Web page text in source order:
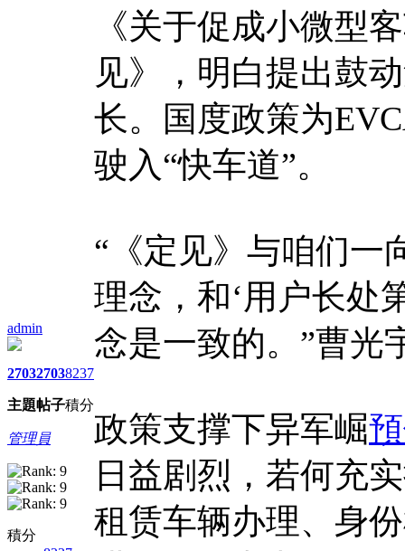
admin
2703
主題
2703
帖子
8237
積分
管理員
積分
《关于促成小微型
见》，明白提出鼓
长。国度政策为
驶入“快车道”。
“《定见》与咱们一
理念，和‘用户长处
念是一致的。”曹光
政策支撑下异军崛
日益剧烈，若何充
租赁车辆办理、身